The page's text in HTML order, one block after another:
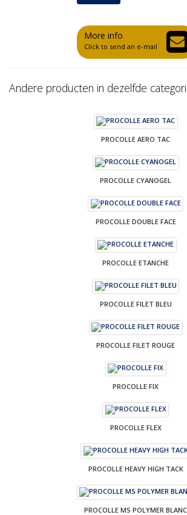
More info
Click to send an e-mail
Andere producten in dezelfde
PROCOLLE AERO TAC
PROCOLLE CYANOGEL
PROCOLLE DOUBLE FACE
PROCOLLE ETANCHE
PROCOLLE FILET BLEU
PROCOLLE FILET ROUGE
PROCOLLE FIX
PROCOLLE FLEX
PROCOLLE HEAVY HIGH TACK
PROCOLLE MS POLYMER BLANC